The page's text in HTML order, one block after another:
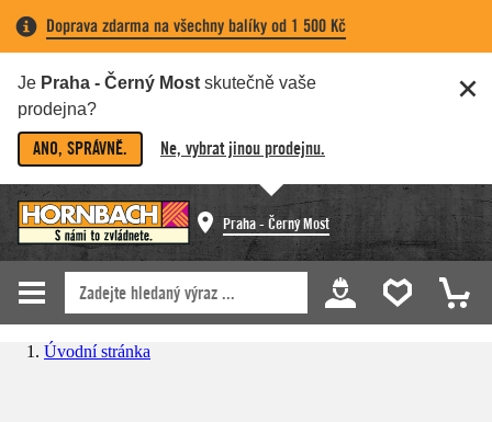
Doprava zdarma na všechny balíky od 1 500 Kč
Je Praha - Černý Most skutečně vaše
prodejna?
ANO, SPRÁVNĚ. Ne, vybrat jinou prodejnu.
Praha - Černý Most
Úvodní stránka